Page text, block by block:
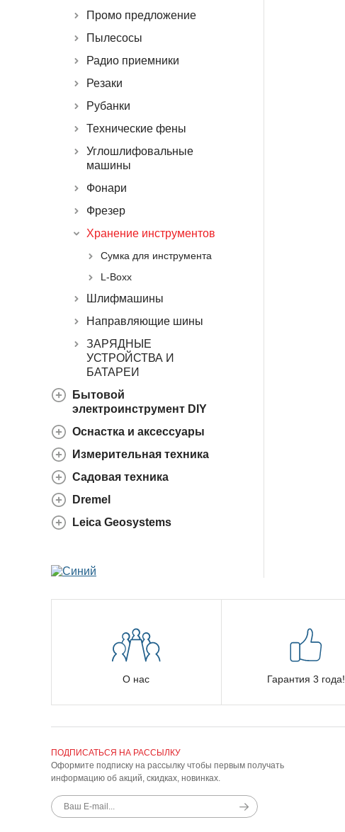
Промо предложение
Пылесосы
Радио приемники
Резаки
Рубанки
Технические фены
Углошлифовальные
машины
Фонари
Фрезер
Хранение инструментов
Сумка для инструмента
L-Boxx
Шлифмашины
Направляющие шины
ЗАРЯДНЫЕ
УСТРОЙСТВА И
БАТАРЕИ
Бытовой
электроинструмент DIY
Оснастка и аксессуары
Измерительная техника
Садовая техника
Dremel
Leica Geosystems
О нас Гарантия 3 года!
ПОДПИСАТЬСЯ НА РАССЫЛКУ
Оформите подписку на рассылку чтобы первым получать
информацию об акций, скидках, новинках.